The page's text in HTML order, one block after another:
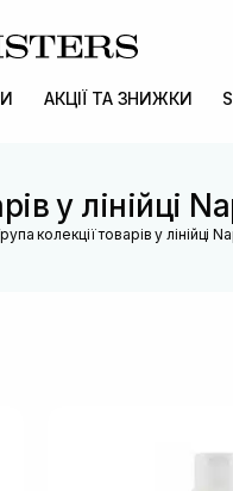
АКЦІЇ ТА ЗНИЖКИ
у лінійці
колекції товарів у лінійці